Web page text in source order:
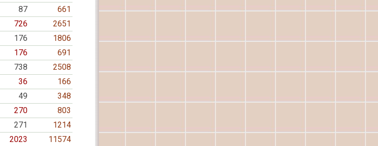
87
661
726
2651
176
1806
176
691
738
2508
36
166
49
348
270
803
271
1214
2023
11574